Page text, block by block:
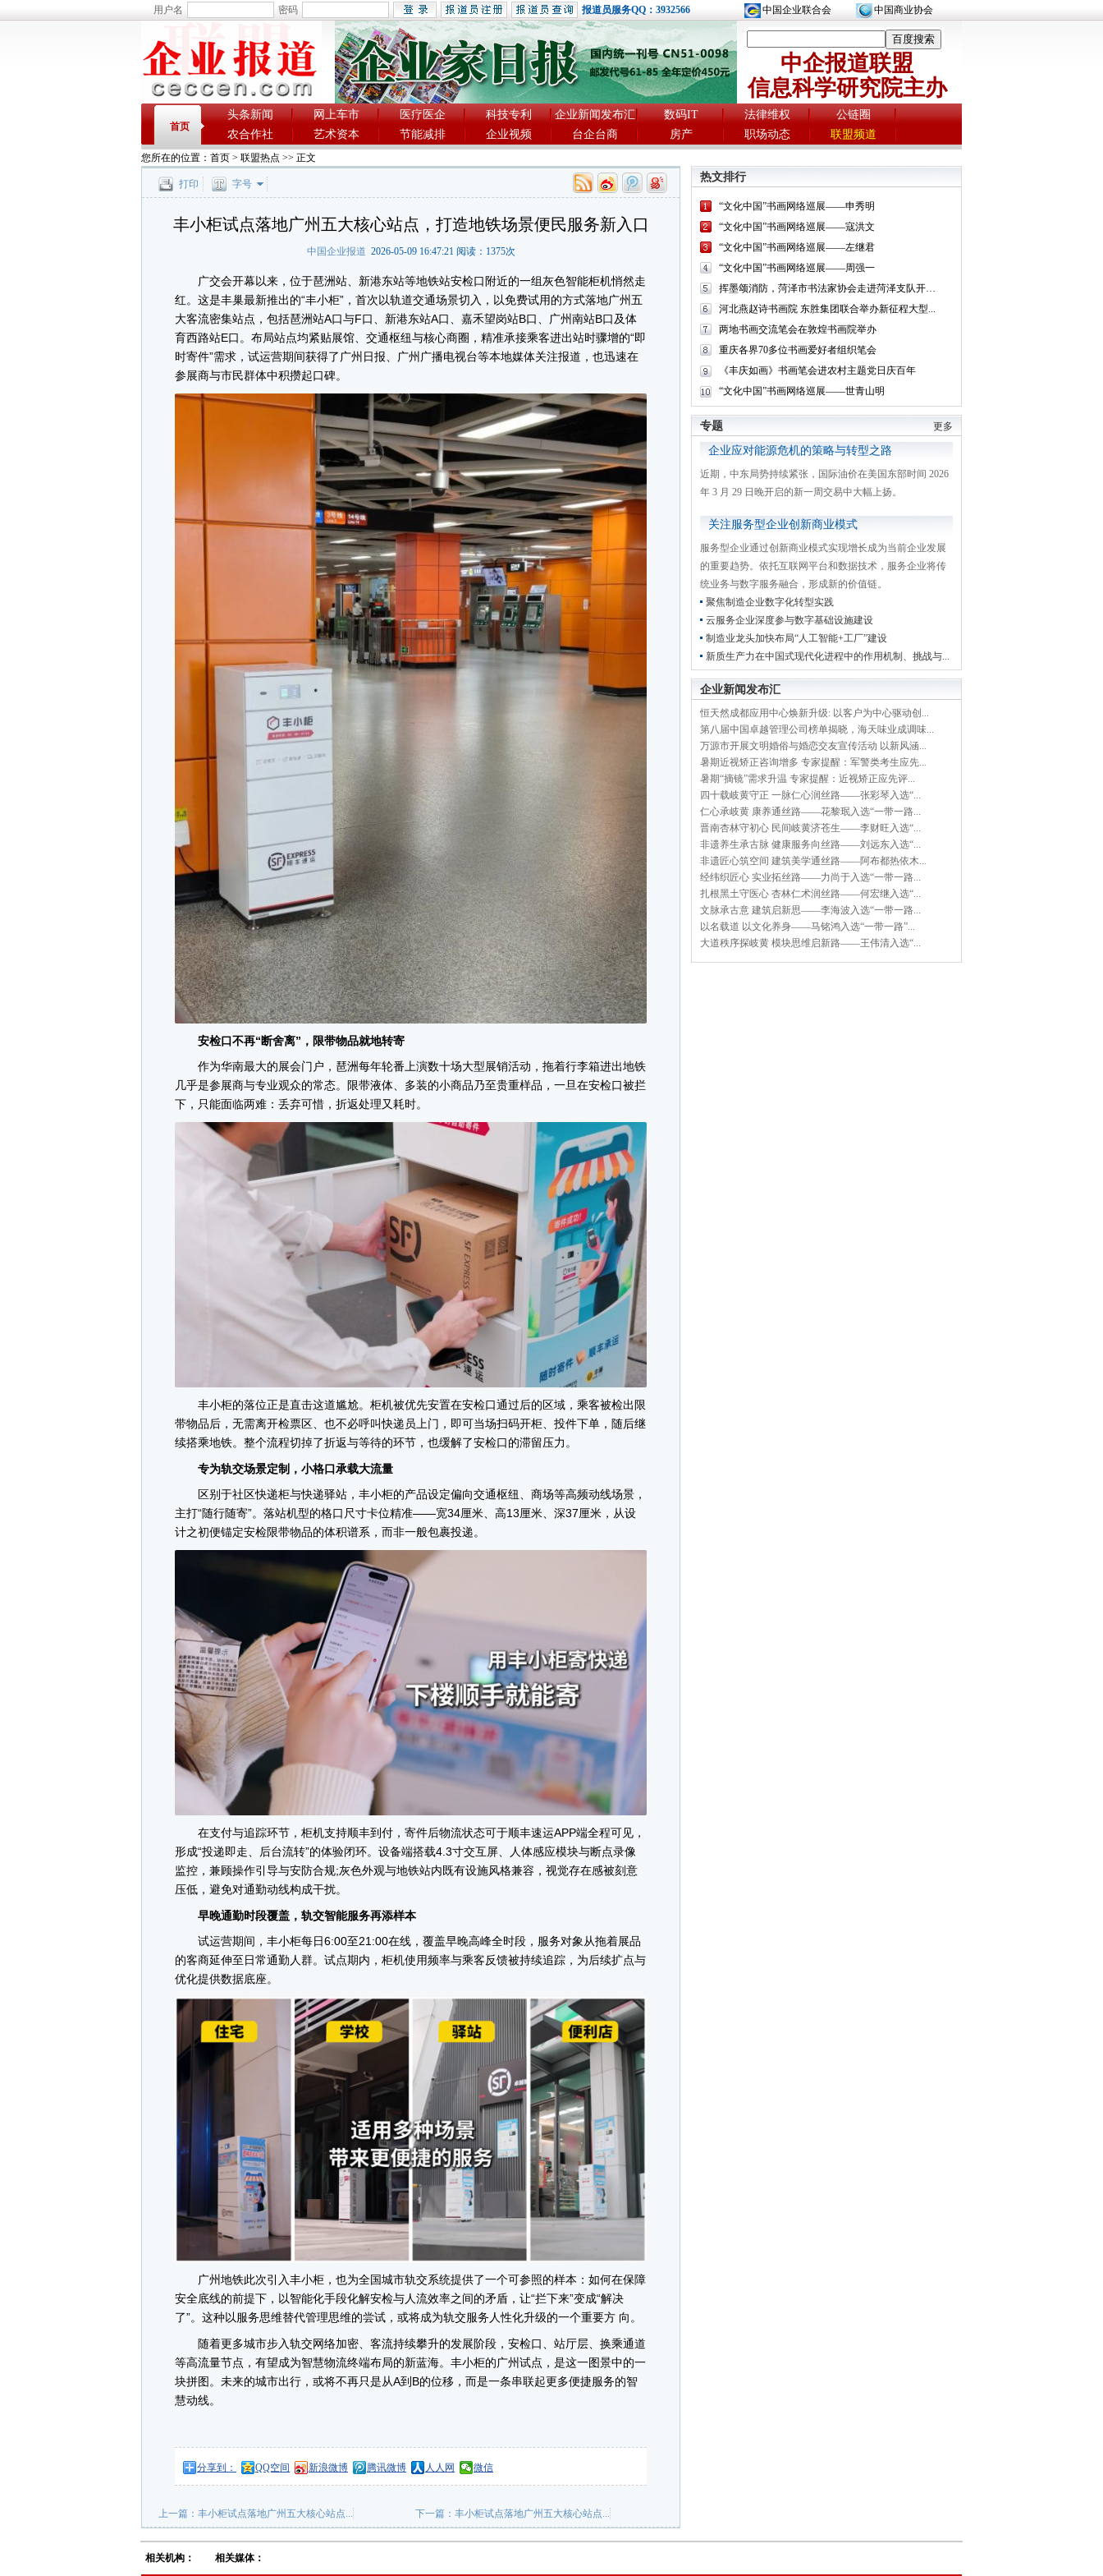
中国企业联合会 中国商业协会
用户名 密码 报道员服务QQ：3932566
中企报道联盟
信息科学研究院主办
首页
头条新闻 网上车市 医疗医企 科技专利 企业新闻发布汇 数码IT 法律维权
公链圈
农合作社
艺术资本 节能减排 企业视频 台企台商 房产 职场动态 联盟频道
您所在的位置： 首页 > 联盟热点 >> 正文
打印 字号
丰小柜试点落地广州五大核心站点，打造地铁场景便民服务新入口
中国企业报道 2026-05-09 16:47:21 阅读： 1375次
广交会开幕以来，位于琶洲站、新港东站等地铁站安检口附近的一组灰色智能柜机悄然走
红。这是丰巢最新推出的“丰小柜”，首次以轨道交通场景切入，以免费试用的方式落地广州五
大客流密集站点，包括琶洲站A口与F口、新港东站A口、嘉禾望岗站B口、广州南站B口及体
育西路站E口。布局站点均紧贴展馆、交通枢纽与核心商圈，精准承接乘客进出站时骤增的“即
时寄件”需求，试运营期间获得了广州日报、广州广播电视台等本地媒体关注报道，也迅速在
参展商与市民群体中积攒起口碑。
安检口不再“断舍离”，限带物品就地转寄
作为华南最大的展会门户，琶洲每年轮番上演数十场大型展销活动，拖着行李箱进出地铁
几乎是参展商与专业观众的常态。限带液体、多装的小商品乃至贵重样品，一旦在安检口被拦
下，只能面临两难：丢弃可惜，折返处理又耗时。
丰小柜的落位正是直击这道尴尬。柜机被优先安置在安检口通过后的区域，乘客被检出限
带物品后，无需离开检票区、也不必呼叫快递员上门，即可当场扫码开柜、投件下单，随后继
续搭乘地铁。整个流程切掉了折返与等待的环节，也缓解了安检口的滞留压力。
专为轨交场景定制，小格口承载大流量
区别于社区快递柜与快递驿站，丰小柜的产品设定偏向交通枢纽、商场等高频动线场景，
主打“随行随寄”。落站机型的格口尺寸卡位精准——宽34厘米、高13厘米、深37厘米，从设
计之初便锚定安检限带物品的体积谱系，而非一般包裹投递。
在支付与追踪环节，柜机支持顺丰到付，寄件后物流状态可于顺丰速运APP端全程可见，
形成“投递即走、后台流转”的体验闭环。设备端搭载4.3寸交互屏、人体感应模块与断点录像
监控，兼顾操作引导与安防合规;灰色外观与地铁站内既有设施风格兼容，视觉存在感被刻意
压低，避免对通勤动线构成干扰。
早晚通勤时段覆盖，轨交智能服务再添样本
试运营期间，丰小柜每日6:00至21:00在线，覆盖早晚高峰全时段，服务对象从拖着展品
的客商延伸至日常通勤人群。试点期内，柜机使用频率与乘客反馈被持续追踪，为后续扩点与
优化提供数据底座。
广州地铁此次引入丰小柜，也为全国城市轨交系统提供了一个可参照的样本：如何在保障
安全底线的前提下，以智能化手段化解安检与人流效率之间的矛盾，让“拦下来”变成“解决
了”。这种以服务思维替代管理思维的尝试，或将成为轨交服务人性化升级的一个重要方 向。
随着更多城市步入轨交网络加密、客流持续攀升的发展阶段，安检口、站厅层、换乘通道
等高流量节点，有望成为智慧物流终端布局的新蓝海。丰小柜的广州试点，是这一图景中的一
块拼图。未来的城市出行，或将不再只是从A到B的位移，而是一条串联起更多便捷服务的智
慧动线。
分享到： QQ空间 新浪微博 腾讯微博 人人网 微信
上一篇： 丰小柜试点落地广州五大核心站点... 下一篇： 丰小柜试点落地广州五大核心站点...
热文排行
“文化中国”书画网络巡展——申秀明
“文化中国”书画网络巡展——寇洪文
“文化中国”书画网络巡展——左继君
“文化中国”书画网络巡展——周强一
挥墨颂消防，菏泽市书法家协会走进菏泽支队开展...
河北燕赵诗书画院 东胜集团联合举办新征程大型...
两地书画交流笔会在敦煌书画院举办
重庆各界70多位书画爱好者组织笔会
《丰庆如画》书画笔会进农村主题党日庆百年
“文化中国”书画网络巡展——世青山明
更多
专题
企业应对能源危机的策略与转型之路
近期，中东局势持续紧张，国际油价在美国东部时间 2026
年 3 月 29 日晚开启的新一周交易中大幅上扬。
关注服务型企业创新商业模式
服务型企业通过创新商业模式实现增长成为当前企业发展
的重要趋势。依托互联网平台和数据技术，服务企业将传
统业务与数字服务融合，形成新的价值链。
聚焦制造企业数字化转型实践
云服务企业深度参与数字基础设施建设
制造业龙头加快布局“人工智能+工厂”建设
新质生产力在中国式现代化进程中的作用机制、挑战与...
企业新闻发布汇
恒天然成都应用中心焕新升级: 以客户为中心驱动创...
第八届中国卓越管理公司榜单揭晓，海天味业成调味...
万源市开展文明婚俗与婚恋交友宣传活动 以新风涵...
暑期近视矫正咨询增多 专家提醒：军警类考生应先...
暑期“摘镜”需求升温 专家提醒：近视矫正应先评...
四十载岐黄守正 一脉仁心润丝路——张彩琴入选“...
仁心承岐黄 康养通丝路——花黎珉入选“一带一路...
晋南杏林守初心 民间岐黄济苍生——李财旺入选“...
非遗养生承古脉 健康服务向丝路——刘远东入选“...
非遗匠心筑空间 建筑美学通丝路——阿布都热依木...
经纬织匠心 实业拓丝路——力尚于入选“一带一路...
扎根黑土守医心 杏林仁术润丝路——何宏继入选“...
文脉承古意 建筑启新思——李海波入选“一带一路...
以名载道 以文化养身——马铭鸿入选“一带一路”...
大道秩序探岐黄 模块思维启新路——王伟清入选“...
相关机构： 相关媒体：